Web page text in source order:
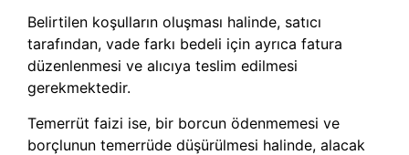
Belirtilen koşulların oluşması halinde, satıcı
tarafından, vade farkı bedeli için ayrıca fatura
düzenlenmesi ve alıcıya teslim edilmesi
gerekmektedir.
Temerrüt faizi ise, bir borcun ödenmemesi ve
borçlunun temerrüde düşürülmesi halinde, alacak